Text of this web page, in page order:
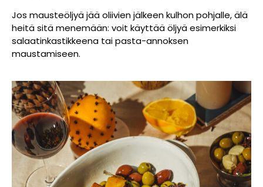
Jos mausteöljyä jää oliivien jälkeen kulhon pohjalle, älä
heitä sitä menemään: voit käyttää öljyä esimerkiksi
salaatinkastikkeena tai pasta-annoksen
maustamiseen.